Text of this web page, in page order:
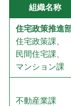
組織名称
住宅政策推進
住宅政策課、
民間住宅課、
マンション課
不動産業課